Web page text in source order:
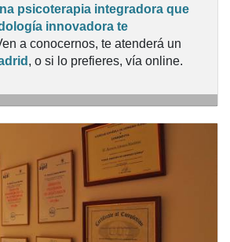
PSICOLÓGICO BREVE Y
psicoterapia integradora que
innovadora te
a conocernos, te atenderá un
, o si lo prefieres, vía online.